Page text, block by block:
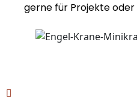
gerne für Projekte